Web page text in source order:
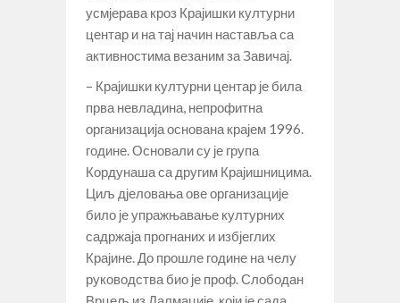
усмјерава кроз Крајишки културни
центар и на тај начин наставља са
активностима везаним за Завичај.
– Крајишки културни центар је била
прва невладина, непрофитна
организација основана крајем 1996.
године. Основали су је група
Кордунаша са другим Крајишницима.
Циљ дјеловања ове организације
било је упражњавање културних
садржаја прогнаних и избјеглих
Крајине. До прошле године на челу
руководства био је проф. Слободан